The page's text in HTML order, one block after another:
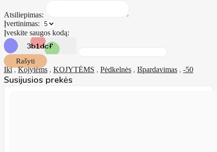
Atsiliepimas:
Įvertinimas:
Įveskite saugos kodą:
Rašyti
Iki,Kojytėms , KOJYTĖMS , Pėdkelnės , Išpardavimas , -50
Susijusios prekės